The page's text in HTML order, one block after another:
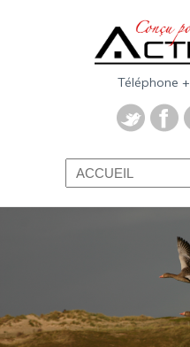
Téléphone